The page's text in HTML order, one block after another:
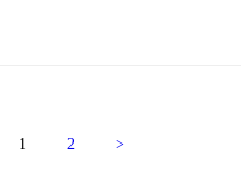
PAGE
1 PAGE
2 >